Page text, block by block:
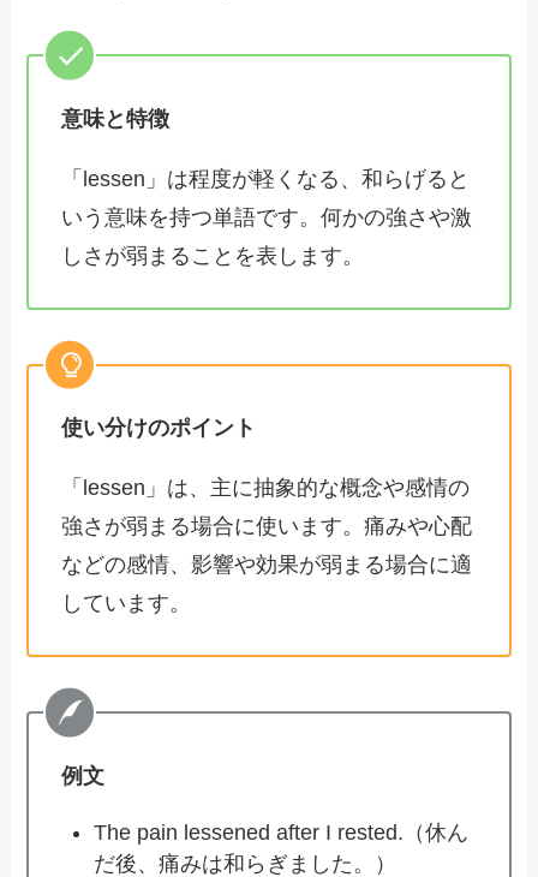
意味と特徴
「lessen」は程度が軽くなる、和らげると
いう意味を持つ単語です。何かの強さや激
しさが弱まることを表します。
使い分けのポイント
「lessen」は、主に抽象的な概念や感情の
強さが弱まる場合に使います。痛みや心配
などの感情、影響や効果が弱まる場合に適
しています。
例文
The pain lessened after I rested.（休ん
だ後、痛みは和らぎました。）